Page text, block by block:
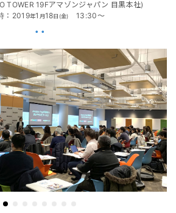
TOWER 19Fアマゾンジャパン 目黒本社)
：2019年1 月18日(金) 13:30～